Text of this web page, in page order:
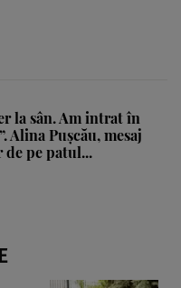
la sân. Am intrat în
Alina Pușcău, mesaj
pe patul...